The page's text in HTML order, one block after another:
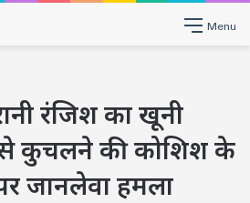
Menu
रंजिश का खूनी
कुचलने की कोशिश के
जानलेवा हमला